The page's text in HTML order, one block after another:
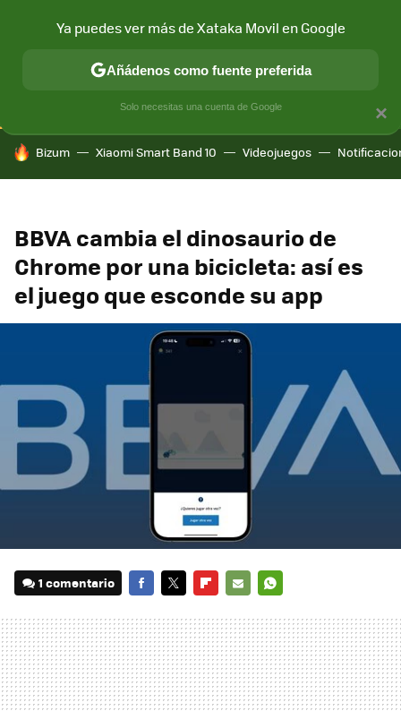
CONECTIVIDAD MÓVIL Y SOCIEDAD APLICACIONES
HOY SE HABLA DE
Bizum Xiaomi Smart Band 10 Videojuegos
BBVA cambia el dinosaurio de
Chrome por una bicicleta: así es
el juego que esconde su app
1 comentario
MAIL
×
Ya puedes ver más de Xataka Movil en Google
Añádenos como fuente preferida
Solo necesitas una cuenta de Google